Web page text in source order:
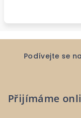
Podívejte se
Přijímáme